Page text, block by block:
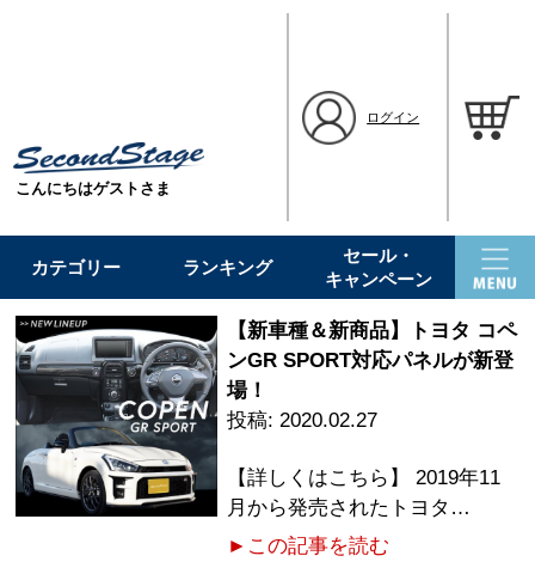
こんにちはゲストさま
ログイン
カテゴリー ランキング
セール・
キャンペーン
【新車種＆新商品】トヨタ コペ
ンGR SPORT対応パネルが新登
場！
2020.02.27
【詳しくはこちら】 2019年11
月から発売されたトヨタ…
►この記事を読む